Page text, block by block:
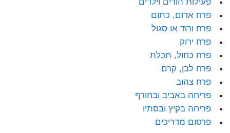
פרח אדום, כתום
פרח ורוד או סגול
פרח ירוק
פרח כחול, תכלת
פרח לבן, קרם
פרח צהוב
פריחה באביב ובחורף
פריחה בקיץ ובסתיו
פרסום מדריכים